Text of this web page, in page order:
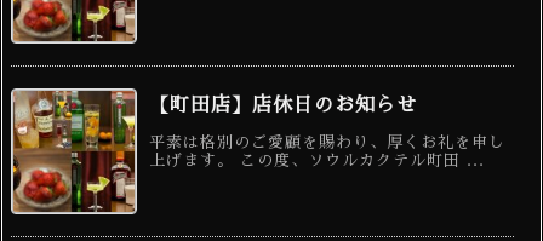
【町田店】店休日のお知らせ
平素は格別のご愛顧を賜わり、厚くお礼を申し
上げます。 この度、ソウルカクテル町田 ...